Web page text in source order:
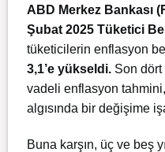
ABD Merkez Bankası
Şubat 2025 Tüketici
tüketicilerin enflasyon
3,1’e yükseldi. Son dört
vadeli enflasyon
algısında bir değişime
Buna karşın, üç ve beş